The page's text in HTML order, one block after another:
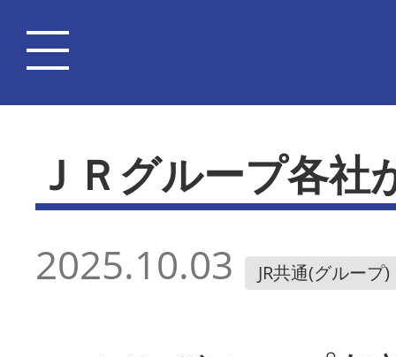
ＪＲグループ各社
2025.10.03 JR共通(グループ)